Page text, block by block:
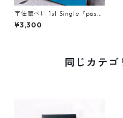
ずっとこども
宇佐蔵べに 1st Single『passi
on』- premium type
¥3,300
同じカテゴ